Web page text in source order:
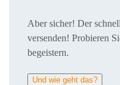
Aber sicher! Der
versenden! Probieren
begeistern.
Und wie geht das?